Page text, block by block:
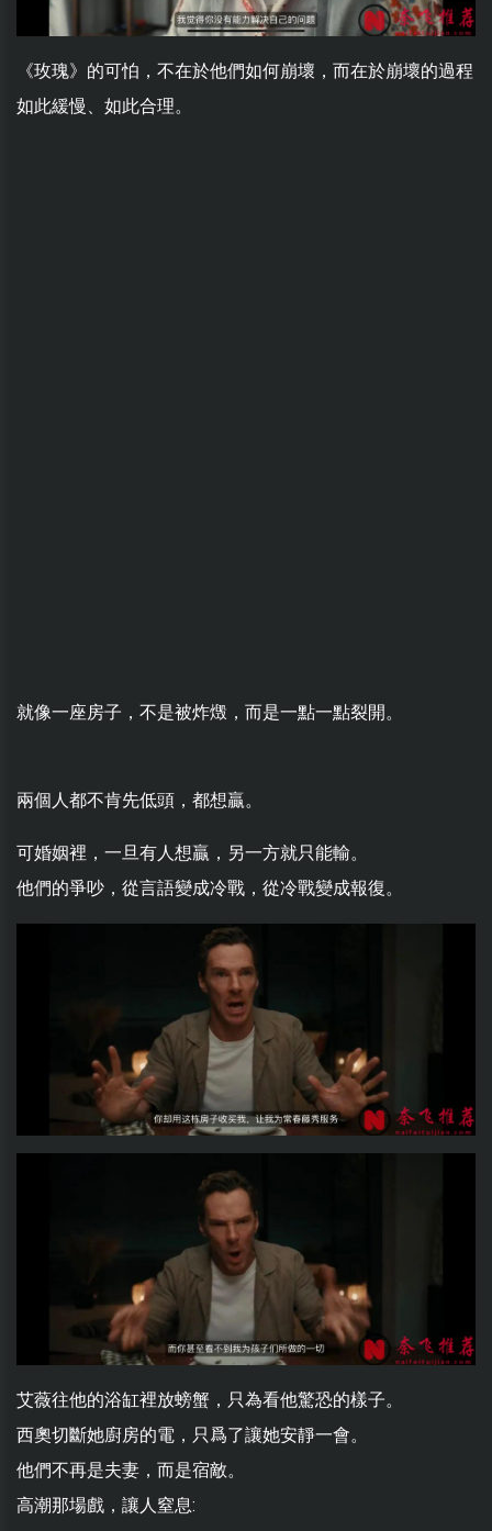
《玫瑰》的可怕，不在於他們如何崩壞，而在於崩壞的過程
如此緩慢、如此合理。
就像一座房子，不是被炸燬，而是一點一點裂開。
兩個人都不肯先低頭，都想贏。
可婚姻裡，一旦有人想贏，另一方就只能輸。
他們的爭吵，從言語變成冷戰，從冷戰變成報復。
艾薇往他的浴缸裡放螃蟹，只為看他驚恐的樣子。
西奧切斷她廚房的電，只爲了讓她安靜一會。
他們不再是夫妻，而是宿敵。
高潮那場戲，讓人窒息: